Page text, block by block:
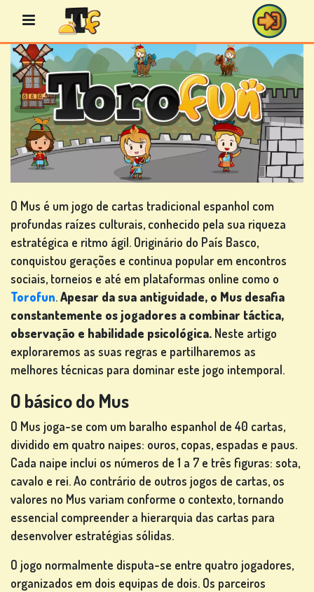
JOGOS
DE
BINGO
JOGOS
CASINO
JOGOS
DE
CARTAS
JOGOS
DE
LOTARIA
Avançar
para
o
conteúdo
O Mus é um jogo de cartas tradicional espanhol com
profundas raízes culturais, conhecido pela sua riqueza
estratégica e ritmo ágil. Originário do País Basco,
conquistou gerações e continua popular em encontros
sociais, torneios e até em plataformas online como o
Torofun.Apesar da sua antiguidade, o Mus desafia
constantemente os jogadores a combinar táctica,
observação e habilidade psicológica. Neste artigo
exploraremos as suas regras e partilharemos as
melhores técnicas para dominar este jogo intemporal.
O básico do Mus
O Mus joga-se com um baralho espanhol de 40 cartas,
dividido em quatro naipes: ouros, copas, espadas e paus.
Cada naipe inclui os números de 1 a 7 e três figuras: sota,
cavalo e rei. Ao contrário de outros jogos de cartas, os
valores no Mus variam conforme o contexto, tornando
essencial compreender a hierarquia das cartas para
desenvolver estratégias sólidas.
O jogo normalmente disputa-se entre quatro jogadores,
organizados em dois equipas de dois. Os parceiros